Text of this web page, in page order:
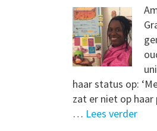
haar status op:
zat er niet op
… Lees verder